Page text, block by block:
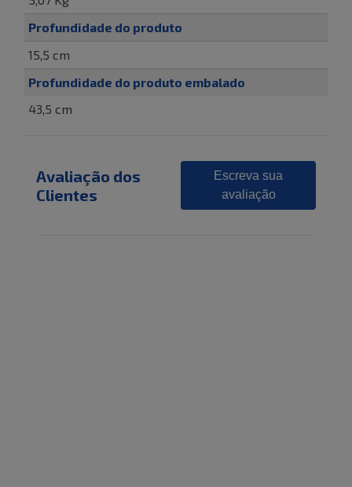
Profundidade do produto
15,5 cm
Profundidade do produto embalado
43,5 cm
Avaliação dos
Clientes
Escreva sua
avaliação